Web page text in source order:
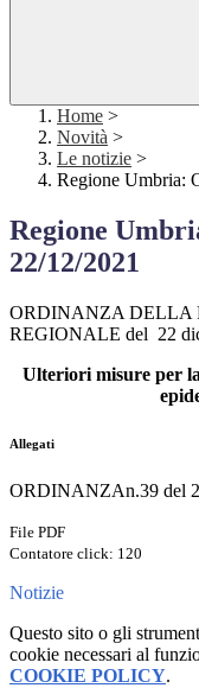
Home >
Novità >
Le notizie >
Regione Umbria:
Regione
22/12/2021
ORDINANZA DELLA
REGIONALE del 22
Ulteriori misure per
Allegati
ORDINANZAn.39 del
File PDF
Contatore click: 120
Notizie
Questo sito o gli
cookie necessari al
COOKIE POLICY.